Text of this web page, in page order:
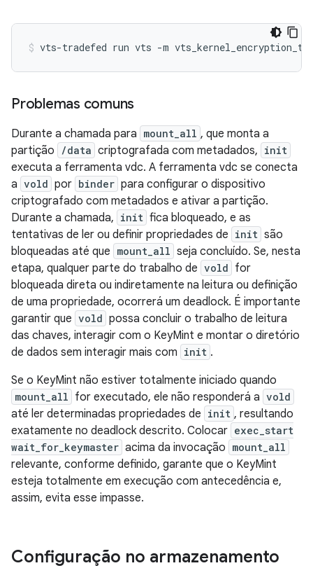
Problemas comuns
Durante a chamada para mount_all , que monta a
partição
/data criptografada com metadados, init
executa a ferramenta vdc. A ferramenta vdc se conecta
a vold por binder para configurar o dispositivo
criptografado com metadados e ativar a partição.
Durante a chamada, init fica bloqueado, e as
tentativas de ler ou definir propriedades de init são
bloqueadas até que mount_all seja concluído. Se, nesta
etapa, qualquer parte do trabalho de vold for
bloqueada direta ou indiretamente na leitura ou definição
de uma propriedade, ocorrerá um deadlock. É importante
garantir que vold possa concluir o trabalho de leitura
das chaves, interagir com o KeyMint e montar o diretório
de dados sem interagir mais com init .
Se o KeyMint não estiver totalmente iniciado quando
mount_all for executado, ele não responderá a vold
até ler determinadas propriedades de init , resultando
exatamente no deadlock descrito. Colocar exec_start
wait_for_keymaster acima da invocação mount_all
relevante, conforme definido, garante que o KeyMint
esteja totalmente em execução com antecedência e,
assim, evita esse impasse.
Configuração no armazenamento